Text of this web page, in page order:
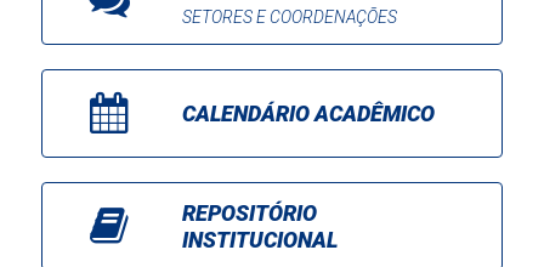
SETORES E COORDENAÇÕES
CALENDÁRIO ACADÊMICO
REPOSITÓRIO
INSTITUCIONAL